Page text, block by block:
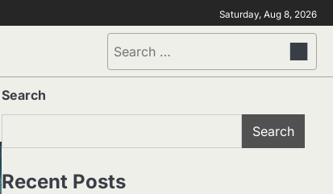
Saturday, Aug 8, 2026
Search
for:
Search
Search
Recent Posts